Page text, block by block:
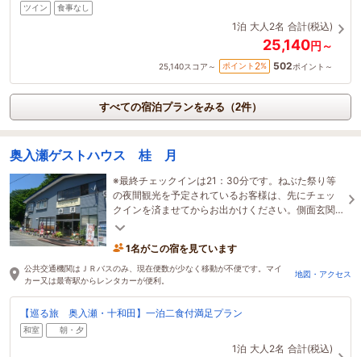
ツイン 食事なし
1泊 大人2名 合計(税込)
25,140円～
25,140スコア～ ポイント 2% 502ポイント～
すべての宿泊プランをみる（2件）
奥入瀬ゲストハウス 桂 月
※最終チェックインは21：30分です。ねぶた祭り等
の夜間観光を予定されているお客様は、先にチェッ
クインを済ませてからお出かけください。側面玄関
は門限がございません。青森市内を出て直ぐの温泉
1名がこの宿を見ています
公共交通機関はＪＲバスのみ、現在便数が少なく移動が不便です。マイ
カー又は最寄駅からレンタカーが便利。
地図・アクセス
【巡る旅 奥入瀬・十和田】一泊二食付満足プラン
和室 朝・夕
1泊 大人2名 合計(税込)